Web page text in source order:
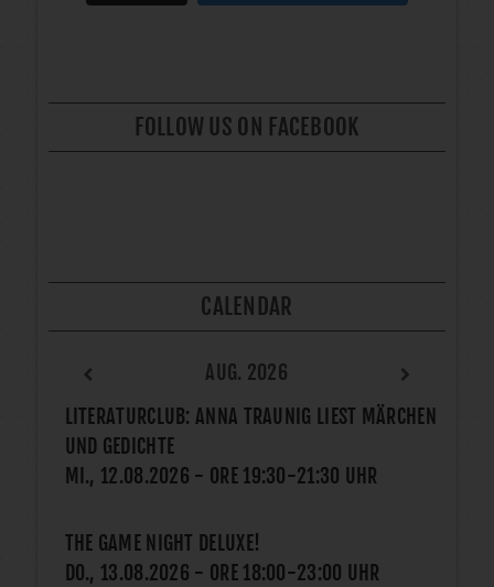
FOLLOW US ON FACEBOOK
CALENDAR
AUG. 2026
LITERATURCLUB: ANNA TRAUNIG LIEST MÄRCHEN
UND GEDICHTE
MI., 12.08.2026 - ORE 19:30-21:30 UHR
THE GAME NIGHT DELUXE!
DO., 13.08.2026 - ORE 18:00-23:00 UHR